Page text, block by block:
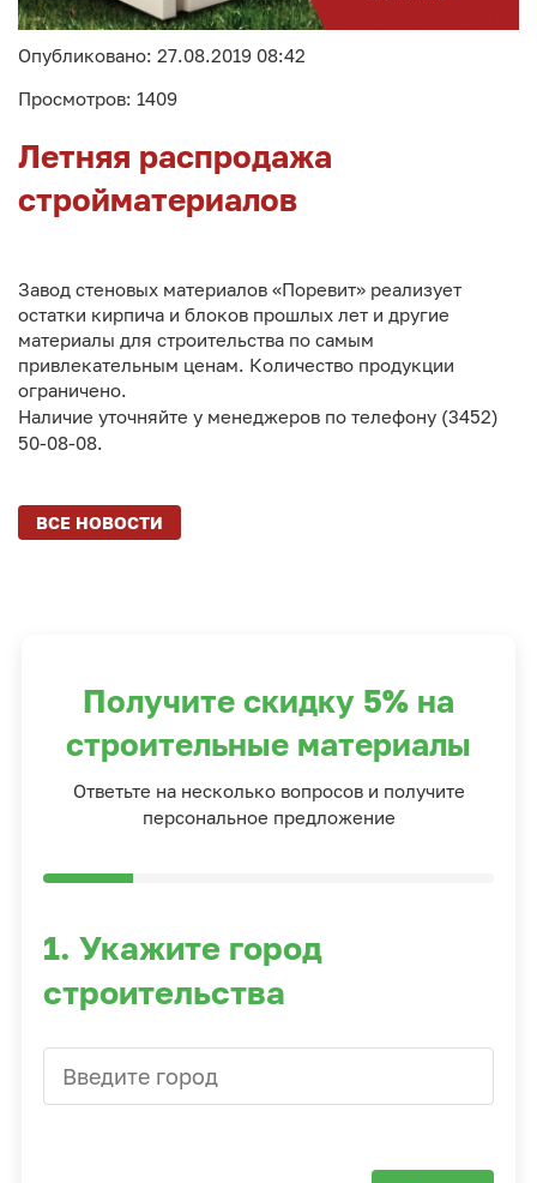
Опубликовано: 27.08.2019 08:42
Просмотров: 1409
Летняя распродажа
стройматериалов
Завод стеновых материалов «Поревит» реализует
остатки кирпича и блоков прошлых лет и другие
материалы для строительства по самым
привлекательным ценам. Количество продукции
ограничено.
Наличие уточняйте у менеджеров по телефону (3452)
50-08-08.
ВСЕ НОВОСТИ
Получите скидку 5% на
строительные материалы
Ответьте на несколько вопросов и получите
персональное предложение
1. Укажите город
строительства